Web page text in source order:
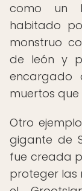
como un
habitado
monstruo
de león y
encargado
muertos que
Otro
gigante de
fue creada
proteger las